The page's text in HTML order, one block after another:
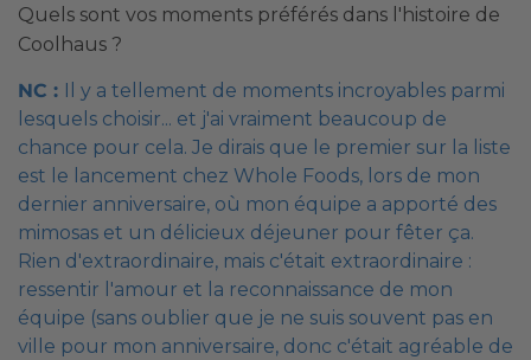
Quels sont vos moments préférés dans l'histoire de
Coolhaus ?
NC :
Il y a tellement de moments incroyables parmi
lesquels choisir... et j'ai vraiment beaucoup de
chance pour cela. Je dirais que le premier sur la liste
est le lancement chez Whole Foods, lors de mon
dernier anniversaire, où mon équipe a apporté des
mimosas et un délicieux déjeuner pour fêter ça.
Rien d'extraordinaire, mais c'était extraordinaire :
ressentir l'amour et la reconnaissance de mon
équipe (sans oublier que je ne suis souvent pas en
ville pour mon anniversaire, donc c'était agréable de